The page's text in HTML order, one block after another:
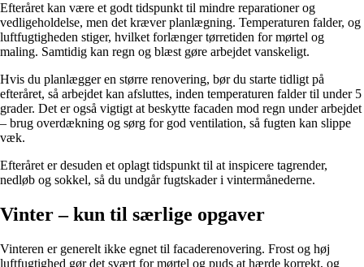
Efteråret kan være et godt tidspunkt til mindre reparationer og
vedligeholdelse, men det kræver planlægning. Temperaturen falder, og
luftfugtigheden stiger, hvilket forlænger tørretiden for mørtel og
maling. Samtidig kan regn og blæst gøre arbejdet vanskeligt.
Hvis du planlægger en større renovering, bør du starte tidligt på
efteråret, så arbejdet kan afsluttes, inden temperaturen falder til under 5
grader. Det er også vigtigt at beskytte facaden mod regn under arbejdet
– brug overdækning og sørg for god ventilation, så fugten kan slippe
væk.
Efteråret er desuden et oplagt tidspunkt til at inspicere tagrender,
nedløb og sokkel, så du undgår fugtskader i vintermånederne.
Vinter – kun til særlige opgaver
Vinteren er generelt ikke egnet til facaderenovering. Frost og høj
luftfugtighed gør det svært for mørtel og puds at hærde korrekt, og